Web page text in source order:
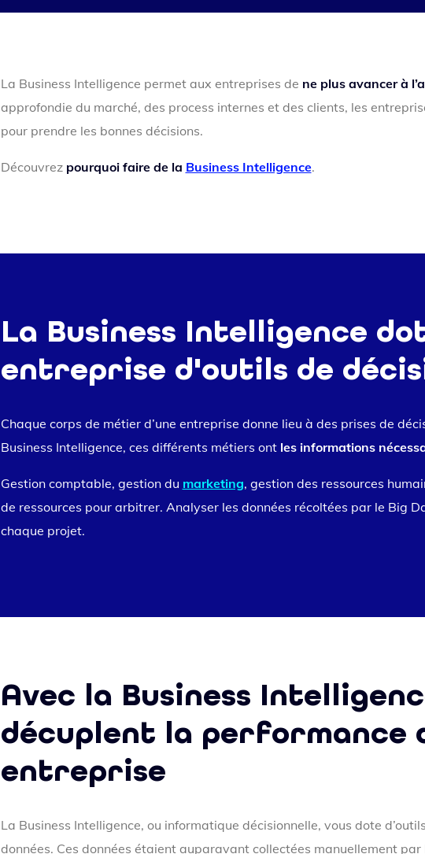
La Business Intelligence permet aux entreprises de ne plus avancer à
approfondie du marché, des process internes et des clients, les
pour prendre les bonnes décisions.
Découvrez pourquoi faire de la Business Intelligence.
La Business Intelligence
entreprise d'outils de
Chaque corps de métier d’une entreprise donne lieu à des prises de
Business Intelligence, ces différents métiers ont les informations
Gestion comptable, gestion du marketing, gestion des ressources
de ressources pour arbitrer. Analyser les données récoltées par le Big
chaque projet.
Avec la Business
décuplent la performance
entreprise
La Business Intelligence, ou informatique décisionnelle, vous dote
données. Ces données étaient auparavant collectées manuellement par